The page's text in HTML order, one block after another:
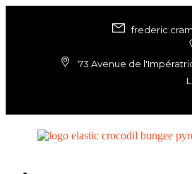
73 Avenue de